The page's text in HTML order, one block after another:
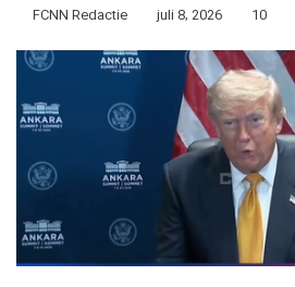
FCNN Redactie juli 8, 2026 10